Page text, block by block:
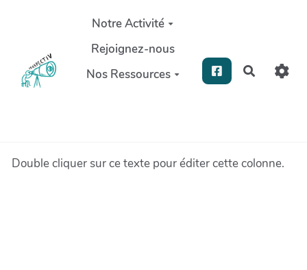
Aller au contenu principal
Notre Activité
Rejoignez-nous
Nos Ressources
Double cliquer sur ce texte pour éditer cette colonne.